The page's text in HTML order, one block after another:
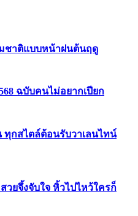
มชาติแบบหน้าฝนต้นฤดู️
ฉบับคนไม่อยากเปียก
ทุกสไตล์ต้อนรับวาเลนไทน์
วยจึ้งจับใจ หิ้วไปไหว้ใครก็